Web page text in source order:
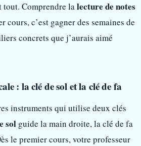
tout. Comprendre lalecture de notes
cours, c’est gagner des semaines de
concrets que j’aurais aimé
: la clé de sol et la clé de fa
instruments qui utilise deux clés
sol guide la main droite, la clé de fa
le premier cours, votre professeur